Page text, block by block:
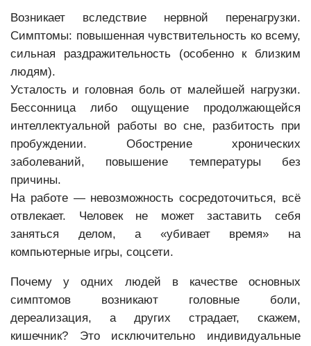
Возникает вследствие нервной перенагрузки.
Симптомы: повышенная чувствительность ко всему,
сильная раздражительность (особенно к близким
людям).
Усталость и головная боль от малейшей нагрузки.
Бессонница либо ощущение продолжающейся
интеллектуальной работы во сне, разбитость при
пробуждении. Обострение хронических
заболеваний, повышение температуры без
причины.
На работе — невозможность сосредоточиться, всё
отвлекает. Человек не может заставить себя
заняться делом, а «убивает время» на
компьютерные игры, соцсети.
Почему у одних людей в качестве основных
симптомов возникают головные боли,
дереализация, а других страдает, скажем,
кишечник? Это исключительно индивидуальные